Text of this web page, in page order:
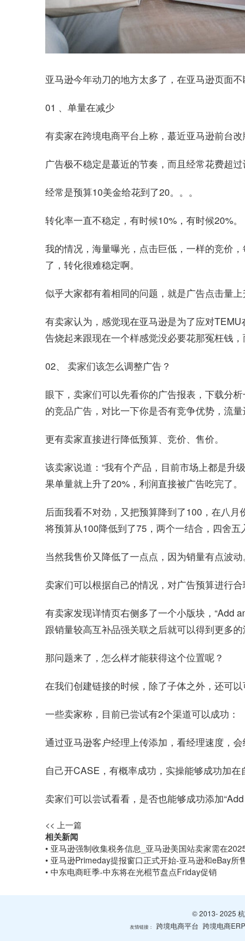
亚马逊今年动刀的地方太多了，在亚马逊页面
01 、单量在减少
有卖家在跨境电商平台上称，蕞近亚马逊前台
广告极不稳定是蕞近的节奏，而且经常花费超过
经常是预算10美金给花到了20。。。
转化率一直不稳定，有时候10%，有时候20%。
我的情况，海量曝光，点击巨低，一样的竞价
了，转化很难稳定啊。
似乎大家都有着相同的问题，就是广告点击量上
有卖家认为，感觉现在亚马逊是为了应对
告烧起来跟现在一个样感觉没必要花那冤枉钱，
02、 卖家们该怎么调整广告？
眼下，卖家们可以先看你的广告报表，下载分
的竞品广告，对比一下你是否有竞争优势，流
更有卖家直接进行降低预算、竞价、售价。
该卖家说道：“我有个产品，目前市场上都是升
果单量就上升了20%，利润直接被广告吃完了。
后面我看不对劲，又把预算降到了100，在八
将预算从100降低到了75，两个一结合，四舍五
当然我售价又降低了一点点，因为销量有点波
卖家们可以根据自己的情况，对广告预算进行
有卖家发现详情页右侧多了一个小版块，“Add
跟销量较高互补品强关联之后就可以得到更多的
那问题来了，怎么样才能获得这个位置呢？
在我们创建链接的时候，除了子体之外，还可以
一些卖家称，目前已尝试有2个渠道可以成功：
通过亚马逊客户经理上传添加，看经理速度，
自己开CASE，有概率成功，实操能够成功加在
卖家们可以尝试看看，是否也能够成功添加“Add
<< 上一篇
相关新闻
• 亚马逊强制收集税务信息_亚马逊美国站卖家需在
• 亚马逊Primeday提报窗口正式开始-亚马逊和eBay所
• 中东电商旺季-中东将在光棍节盘点Friday促销
© 2013- 2025
友情链接： 跨境电商平台 跨境电商